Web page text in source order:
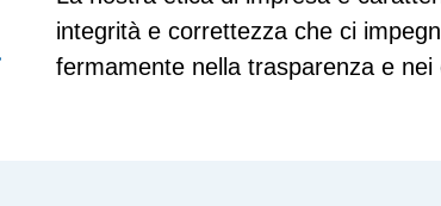
integrità e correttezza che ci
fermamente nella trasparenza e